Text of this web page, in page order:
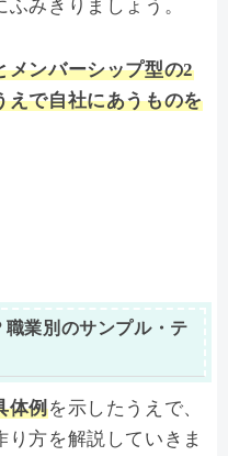
みきりましょう。
メンバーシップ型の2
えで自社にあうものを
業別のサンプル・テ
体例を示したうえで、
方を解説していきま